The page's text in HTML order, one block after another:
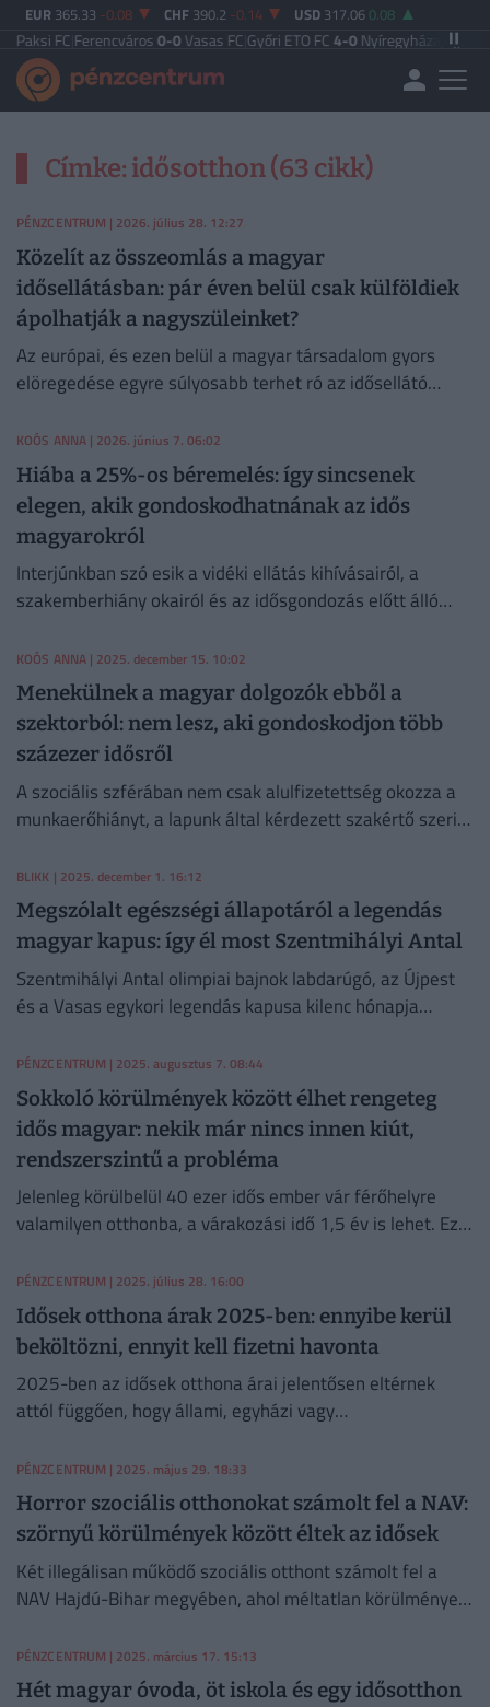
EUR 365.33 -0.08 CHF 390.2 -0.14 USD 317.06 0.08
FC| Ferencváros0-0Vasas FC| Győri ETO FC 4-0Nyíregyháza|Újpest FC
Címke: idősotthon (63 cikk)
PÉNZCENTRUM | 2026. július 28. 12:27
Közelít az összeomlás a magyar
idősellátásban: pár éven belül csak külföldiek
ápolhatják a nagyszüleinket?
Az európai, és ezen belül a magyar társadalom gyors
elöregedése egyre súlyosabb terhet ró az idősellátó
KOÓS ANNA | 2026. június 7. 06:02
Hiába a 25%-os béremelés: így sincsenek
elegen, akik gondoskodhatnának az idős
magyarokról
Interjúnkban szó esik a vidéki ellátás kihívásairól, a
szakemberhiány okairól és az idősgondozás előtt álló
KOÓS ANNA | 2025. december 15. 10:02
Menekülnek a magyar dolgozók ebből a
szektorból: nem lesz, aki gondoskodjon több
százezer idősről
A szociális szférában nem csak alulfizetettség okozza a
munkaerőhiányt, a lapunk által kérdezett szakértő szerint
BLIKK | 2025. december 1. 16:12
Megszólalt egészségi állapotáról a legendás
magyar kapus: így él most Szentmihályi Antal
Szentmihályi Antal olimpiai bajnok labdarúgó, az Újpest
és a Vasas egykori legendás kapusa kilenc hónapja
PÉNZCENTRUM | 2025. augusztus 7. 08:44
Sokkoló körülmények között élhet rengeteg
idős magyar: nekik már nincs innen kiút,
rendszerszintű a probléma
Jelenleg körülbelül 40 ezer idős ember vár férőhelyre
valamilyen otthonba, a várakozási idő 1,5 év is lehet. Ez
terjedésének.
PÉNZCENTRUM | 2025. július 28. 16:00
Idősek otthona árak 2025-ben: ennyibe kerül
beköltözni, ennyit kell fizetni havonta
2025-ben az idősek otthona árai jelentősen eltérnek
attól függően, hogy állami, egyházi vagy
most bemutatjuk a várható költségeket.
PÉNZCENTRUM | 2025. május 29. 18:33
Horror szociális otthonokat számolt fel a NAV:
szörnyű körülmények között éltek az idősek
Két illegálisan működő szociális otthont számolt fel a
NAV Hajdú-Bihar megyében, ahol méltatlan körülmények
PÉNZCENTRUM | 2025. március 17. 15:13
Hét magyar óvoda, öt iskola és egy idősotthon